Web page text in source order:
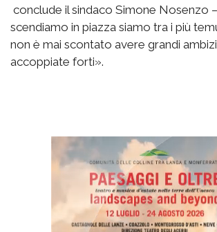
conclude il sindaco Simone Nosenzo
scendiamo in piazza siamo tra i più
non è mai scontato avere grandi
accoppiate forti».